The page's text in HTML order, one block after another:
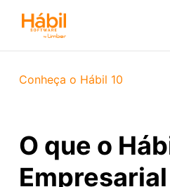
l
Conheça o Hábil 10
O que o